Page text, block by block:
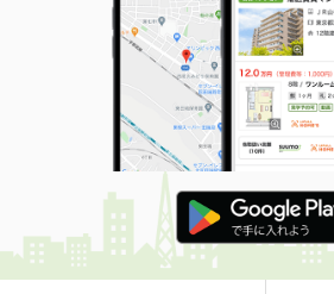
価 格
0.60万円
住 所
静岡県静岡市駿
物件種別 貸駐車場
使用面積 -
静岡県焼津市三和
価 格
33万円
住 所
静岡県焼津市三
物件種別